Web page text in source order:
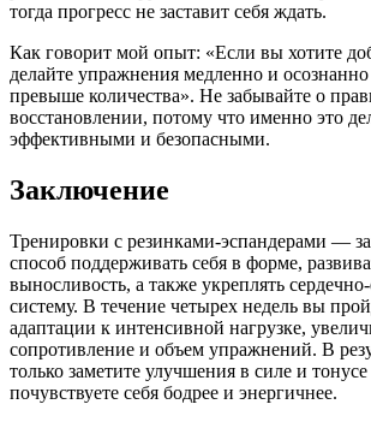
тогда прогресс не заставит себя ждать.
Как говорит мой опыт: «Если вы хотите
делайте упражнения медленно и
превыше количества». Не забывайте о
восстановлении, потому что именно это
эффективными и безопасными.
Заключение
Тренировки с резинками-эспандерами —
способ поддерживать себя в форме,
выносливость, а также укреплять
систему. В течение четырех недель вы
адаптации к интенсивной нагрузке,
сопротивление и объем упражнений. В
только заметите улучшения в силе и
почувствуете себя бодрее и энергичнее.